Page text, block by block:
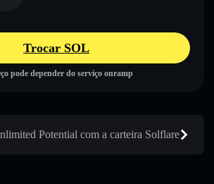
Trocar SOL
pode depender do serviço onramp
Potential com a carteira Solflare